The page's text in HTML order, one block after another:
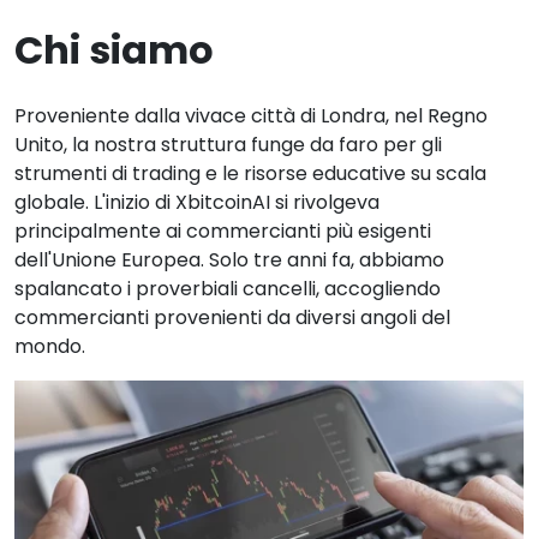
Chi siamo
Proveniente dalla vivace città di Londra, nel Regno
Unito, la nostra struttura funge da faro per gli
strumenti di trading e le risorse educative su scala
globale. L'inizio di XbitcoinAI si rivolgeva
principalmente ai commercianti più esigenti
dell'Unione Europea. Solo tre anni fa, abbiamo
spalancato i proverbiali cancelli, accogliendo
commercianti provenienti da diversi angoli del
mondo.